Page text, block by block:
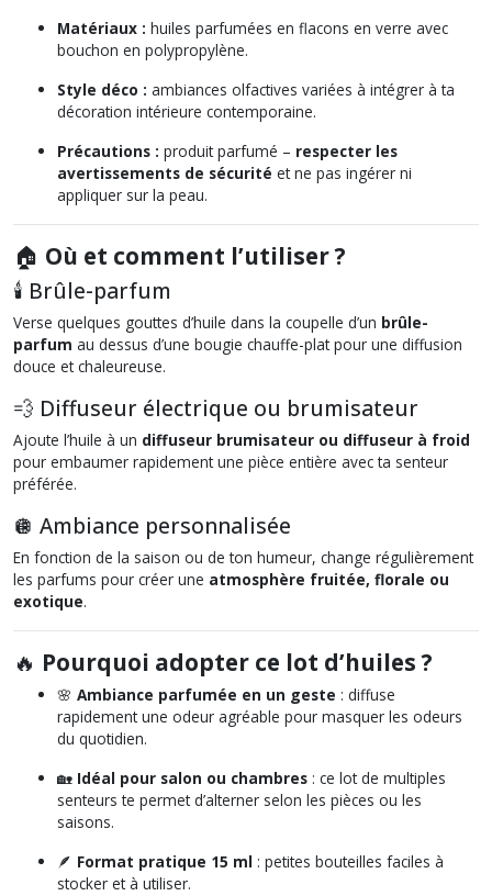
Matériaux : huiles parfumées en flacons en verre avec
bouchon en polypropylène.
Style déco : ambiances olfactives variées à intégrer à ta
décoration intérieure contemporaine.
Précautions : produit parfumé – respecter les
avertissements de sécurité et ne pas ingérer ni
appliquer sur la peau.
🏠 Où et comment l’utiliser ?
🕯️ Brûle-parfum
Verse quelques gouttes d’huile dans la coupelle d’un brûle-
parfum au dessus d’une bougie chauffe-plat pour une diffusion
douce et chaleureuse.
💨 Diffuseur électrique ou brumisateur
Ajoute l’huile à un diffuseur brumisateur ou diffuseur à froid
pour embaumer rapidement une pièce entière avec ta senteur
préférée.
🪩 Ambiance personnalisée
En fonction de la saison ou de ton humeur, change régulièrement
les parfums pour créer une atmosphère fruitée, florale ou
exotique.
🔥 Pourquoi adopter ce lot d’huiles ?
🌸 Ambiance parfumée en un geste : diffuse
rapidement une odeur agréable pour masquer les odeurs
du quotidien.
🏡 Idéal pour salon ou chambres : ce lot de multiples
senteurs te permet d’alterner selon les pièces ou les
saisons.
🪶 Format pratique 15 ml : petites bouteilles faciles à
stocker et à utiliser.